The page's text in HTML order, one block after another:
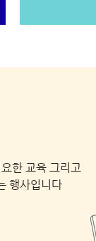
한 교육 그리고
행사입니다